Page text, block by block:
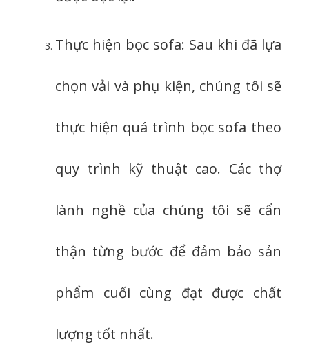
Thực hiện bọc sofa: Sau khi đã lựa
chọn vải và phụ kiện, chúng tôi sẽ
thực hiện quá trình bọc sofa theo
quy trình kỹ thuật cao. Các thợ
lành nghề của chúng tôi sẽ cẩn
thận từng bước để đảm bảo sản
phẩm cuối cùng đạt được chất
lượng tốt nhất.